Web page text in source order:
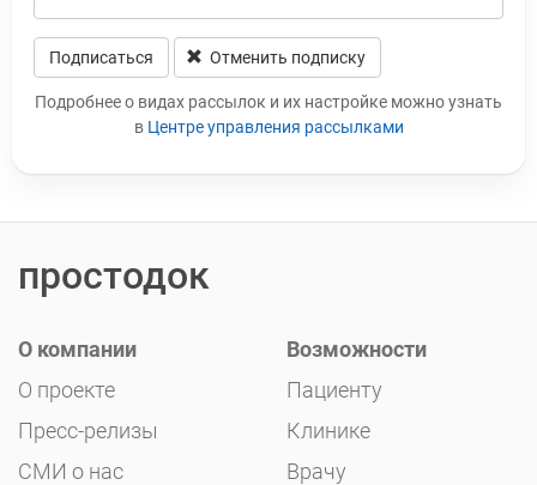
Подписаться Отменить подписку
Leave this field blank
Подробнее о видах рассылок и их настройке можно узнать
в Центре управления рассылками
простодок
О компании
О проекте
Пресс-релизы
СМИ о нас
Возможности
Пациенту
Клинике
Врачу